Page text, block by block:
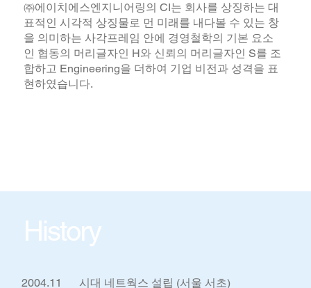
㈜에이치에스엔지니어링의 CI는 회사를 상징하는 대
표적인 시각적 상징물로 먼 미래를 내다볼 수 있는 창
을 의미하는 사각프레임 안에 경영철학의 기본 요소
인 협동의 머리글자인 H와 신뢰의 머리글자인 S를 조
합하고 Engineering을 더하여 기업 비전과 성격을 표
현하였습니다.
2004.11
​시대 네트웍스 설립 (서울 서초)
History